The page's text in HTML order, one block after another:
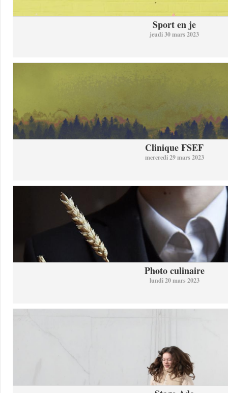
Sport en je
jeudi 30 mars 2023
Clinique FSEF
mercredi 29 mars 2023
Photo culinaire
lundi 20 mars 2023